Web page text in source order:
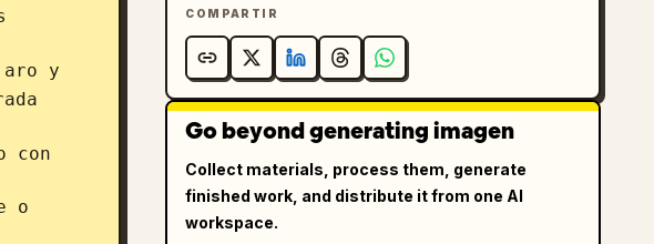
y
con
o
COMPARTIR
Go beyond generating imagen
Collect materials, process them, generate
finished work, and distribute it from one AI
workspace.